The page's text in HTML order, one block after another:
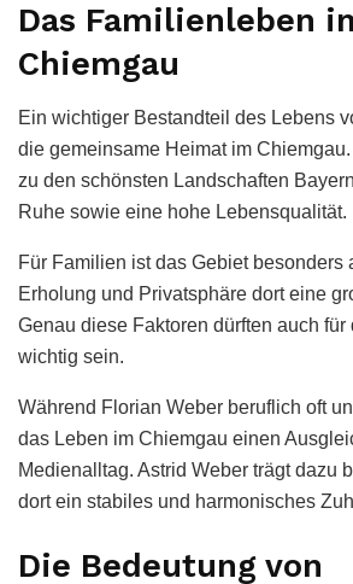
Das Familienleben
Chiemgau
Ein wichtiger Bestandteil des Lebens
die gemeinsame Heimat im
zu den schönsten Landschaften
Ruhe sowie eine hohe Lebensqualität.
Für Familien ist das Gebiet besonders
Erholung und Privatsphäre dort eine
Genau diese Faktoren dürften auch
wichtig sein.
Während Florian Weber beruflich oft
das Leben im Chiemgau einen
Medienalltag. Astrid Weber trägt dazu
dort ein stabiles und harmonisches
Die Bedeutung von